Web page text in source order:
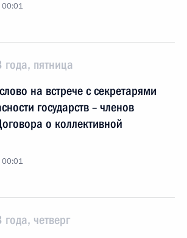
00:01
пятница
на встрече с секретарями
государств – членов
о коллективной
00:01
четверг